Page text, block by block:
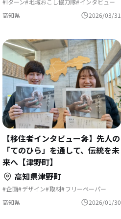
コンパクトシティ
高知県
2026/03/31
【移住者インタビュー🎤】先人の
「てのひら」を通して、伝統を未
来へ【津野町】
高知県津野町
企画 デザイン 取材 フリーペーパー
地域おこし協力隊 てのひら
高知県
2026/01/30